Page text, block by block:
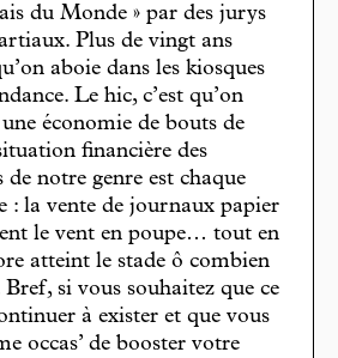
du Monde » par des jurys
Plus de vingt ans
aboie dans les kiosques
Le hic, c’est qu’on
économie de bouts de
financière des
notre genre est chaque
: la vente de journaux papier
le vent en poupe… tout en
atteint le stade ô combien
si vous souhaitez que ce
à exister et que vous
occas’ de booster votre